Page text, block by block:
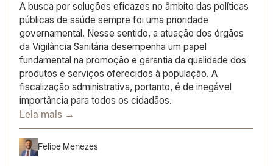
A busca por soluções eficazes no âmbito das políticas
públicas de saúde sempre foi uma prioridade
governamental. Nesse sentido, a atuação dos órgãos
da Vigilância Sanitária desempenha um papel
fundamental na promoção e garantia da qualidade dos
produtos e serviços oferecidos à população. A
fiscalização administrativa, portanto, é de inegável
importância para todos os cidadãos.
Leia mais →
Felipe Menezes